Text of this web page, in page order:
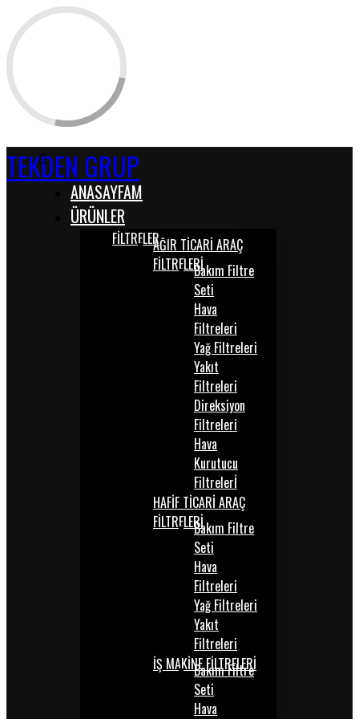
TEKDEN GRUP
ANASAYFAM
ÜRÜNLER
FİLTRELERAĞIR TİCARİ ARAÇ
FİLTRELERİBakım Filtre
Seti
Hava
Filtreleri
Yağ Filtreleri
Yakıt
Filtreleri
Direksiyon
Filtreleri
Hava
Kurutucu
Filtrelerİ
HAFİF TİCARİ ARAÇ
FİLTRELERİBakım Filtre
Seti
Hava
Filtreleri
Yağ Filtreleri
Yakıt
Filtreleri
İŞ MAKİNE FİLTRELERİ
Bakım Filtre
Seti
Hava